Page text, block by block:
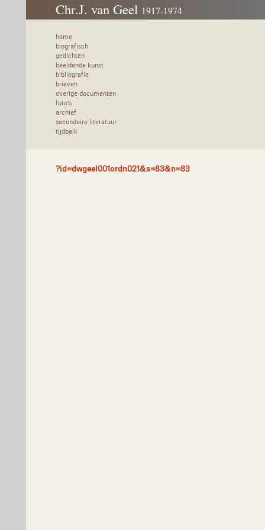
Chr.J. van Geel 1917-1974
home
biografisch
gedichten
beeldende kunst
bibliografie
brieven
overige documenten
foto's
archief
secundaire literatuur
tijdbalk
?id=dwgeel001ordn021&s=83&n=83